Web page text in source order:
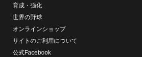
育成・強化
世界の野球
オンラインショップ
サイトのご利用について
公式Facebook